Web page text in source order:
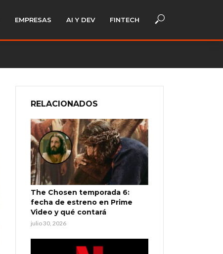
EMPRESAS AI Y DEV FINTECH
RELACIONADOS
The Chosen temporada 6:
fecha de estreno en Prime
Video y qué contará
julio 30, 2026